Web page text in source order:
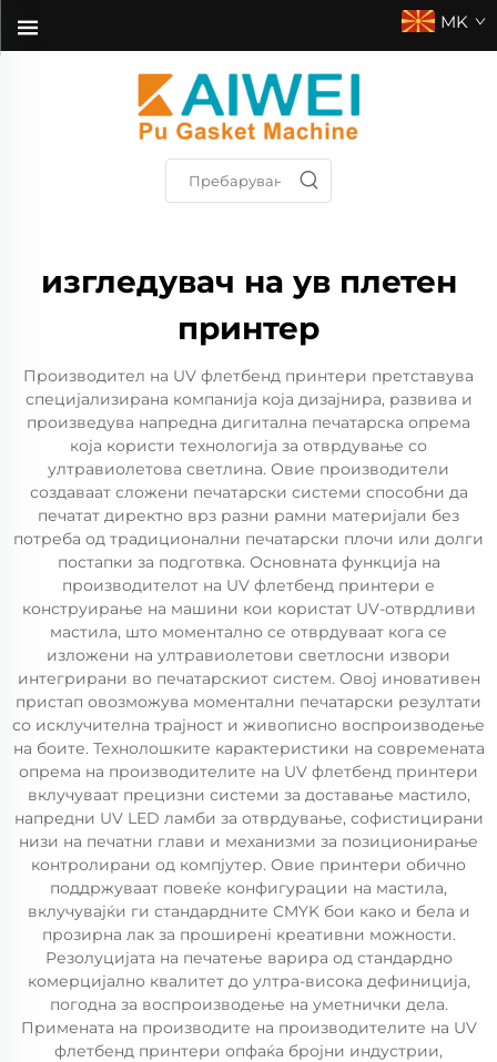
MK
изгледувач на ув плетен
принтер
Производител на UV флетбенд принтери претставува
специјализирана компанија која дизајнира, развива и
произведува напредна дигитална печатарска опрема
која користи технологија за отврдување со
ултравиолетова светлина. Овие производители
создаваат сложени печатарски системи способни да
печатат директно врз разни рамни материјали без
потреба од традиционални печатарски плочи или долги
постапки за подготвка. Основната функција на
производителот на UV флетбенд принтери е
конструирање на машини кои користат UV-отврдливи
мастила, што моментално се отврдуваат кога се
изложени на ултравиолетови светлосни извори
интегрирани во печатарскиот систем. Овој иновативен
пристап овозможува моментални печатарски резултати
со исклучителна трајност и живописно воспроизводење
на боите. Технолошките карактеристики на современата
опрема на производителите на UV флетбенд принтери
вклучуваат прецизни системи за доставање мастило,
напредни UV LED ламби за отврдување, софистицирани
низи на печатни глави и механизми за позиционирање
контролирани од компјутер. Овие принтери обично
поддржуваат повеќе конфигурации на мастила,
вклучувајќи ги стандардните CMYK бои како и бела и
прозирна лак за проширенi креативни можности.
Резолуцијата на печатење варира од стандардно
комерцијално квалитет до ултра-висока дефиниција,
погодна за воспроизводење на уметнички дела.
Примената на производите на производителите на UV
флетбенд принтери опфаќа бројни индустрии,